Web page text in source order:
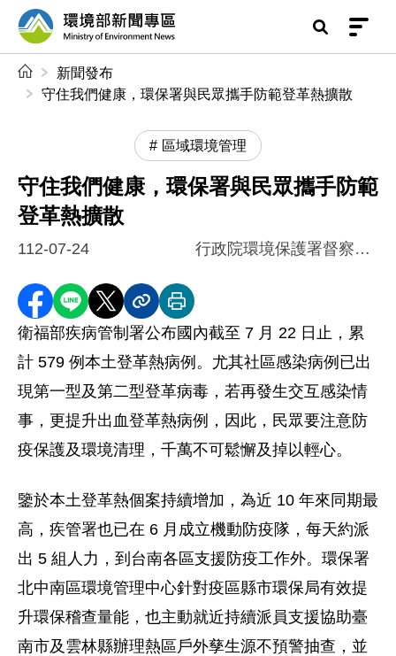
前往中央內容區塊
環境部新聞專區
新聞發布
守住我們健康，環保署與民眾攜手防範登革熱擴散
區域環境管理
守住我們健康，環保署與民眾攜手防範
登革熱擴散
112-07-24 行政院環境保護署督察總隊
分享至 Facebook
分享到 LINE
分享到 X分享內容連結
列印本頁
衛福部疾病管制署公布國內截至 7 月 22 日止，累
計 579 例本土登革熱病例。尤其社區感染病例已出
現第一型及第二型登革病毒， 若再發生交互感染情
事，更提升出血登革熱病例，因此， 民眾要注意防
疫保護及環境清理，千萬不可鬆懈及掉以輕心。
鑒於本土登革熱個案持續增加，為近 10 年來同期最
高， 疾管署也已在 6 月成立機動防疫隊，每天約派
出 5 組人力， 到台南各區支援防疫工作外。 環保署
北中南區環境管理中心針對疫區縣市環保局有效提
升環保稽查量能， 也主動就近持續派員支援協助臺
南市及雲林縣辦理熱區戶外孳生源不預警抽查，並